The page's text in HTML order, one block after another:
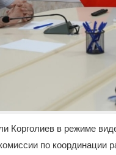
Корголиев в режиме
по координации